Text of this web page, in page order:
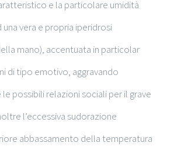
e la particolare umidità
vera e propria iperidrosi
mano), accentuata in particolar
di tipo emotivo, aggravando
possibili relazioni sociali per il grave
l’eccessiva sudorazione
abbassamento della temperatura